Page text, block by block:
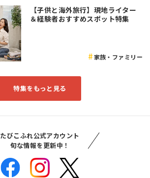
【子供と海外旅行】現地ライター
＆経験者おすすめスポット特集
家族・ファミリー
特集をもっと見る
たびこふれ公式アカウント
旬な情報を更新中！